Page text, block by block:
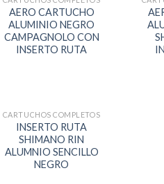
AERO CARTUCHO
ALUMINIO NEGRO
CAMPAGNOLO CON
INSERTO RUTA
CARTUCHOS COMPLETOS
INSERTO RUTA
SHIMANO RIN
ALUMNIO SENCILLO
NEGRO